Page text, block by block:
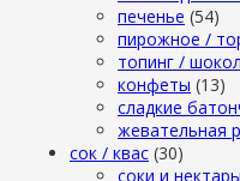
печенье (54)
пирожное /
топинг /
конфеты (13)
сладкие
жевательная
сок / квас (30)
соки и нектары